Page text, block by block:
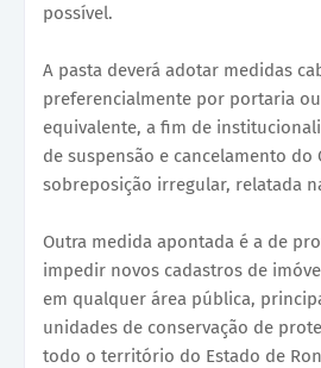
possível.
A pasta deverá adotar medidas
preferencialmente por portaria
equivalente, a fim de
de suspensão e cancelamento do
sobreposição irregular, relatada
Outra medida apontada é a de
impedir novos cadastros de
em qualquer área pública,
unidades de conservação de
todo o território do Estado de